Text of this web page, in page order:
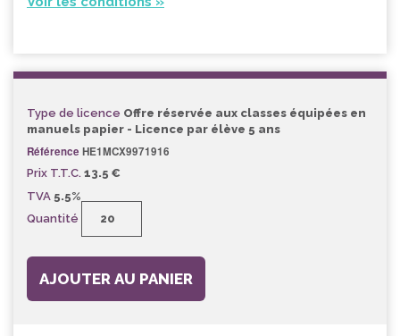
Type de licence Offre réservée aux classes équipées en
manuels papier - Licence par élève 5 ans
Référence HE1MCX9971916
Prix T.T.C. 13.5 €
TVA 5.5%
Quantité
AJOUTER AU PANIER